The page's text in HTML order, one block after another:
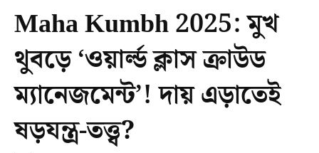
Maha Kumbh 2025: মুখ
থুবড়ে ‘ওয়ার্ল্ড ক্লাস ক্রাউড
ম্যানেজমেন্ট’! দায় এড়াতেই
ষড়যন্ত্র-তত্ত্ব?